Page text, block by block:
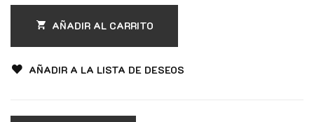
AÑADIR AL CARRITO
AÑADIR A LA LISTA DE DESEOS